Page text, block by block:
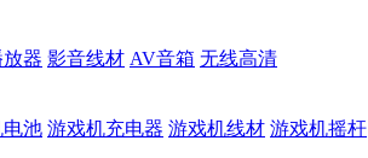
器 影音线材 AV音箱 无线高清
池 游戏机充电器 游戏机线材 游戏机摇杆